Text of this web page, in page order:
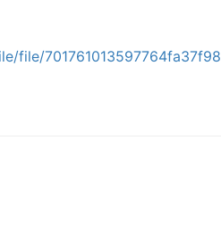
file/